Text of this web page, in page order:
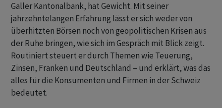
Galler Kantonalbank, hat Gewicht. Mit seiner
jahrzehntelangen Erfahrung lässt er sich weder von
überhitzten Börsen noch von geopolitischen Krisen aus
der Ruhe bringen, wie sich im Gespräch mit Blick zeigt.
Routiniert steuert er durch Themen wie Teuerung,
Zinsen, Franken und Deutschland – und erklärt, was das
alles für die Konsumenten und Firmen in der Schweiz
bedeutet.